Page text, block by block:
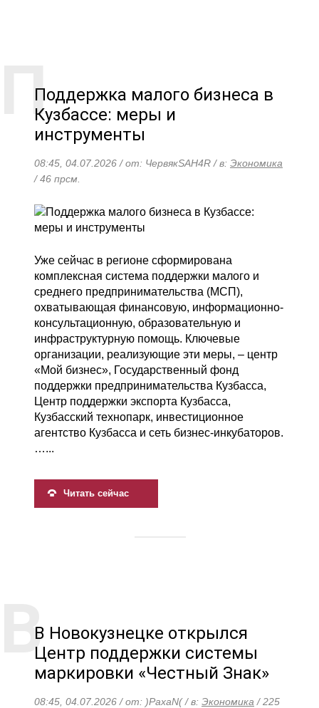
Поддержка малого бизнеса в
Кузбассе: меры и
инструменты
08:45, 04.07.2026 / от: ЧервякSAH4R / в: Экономика
/ 46 прсм.
Уже сейчас в регионе сформирована
комплексная система поддержки малого и
среднего предпринимательства (МСП),
охватывающая финансовую, информационно-
консультационную, образовательную и
инфраструктурную помощь. Ключевые
организации, реализующие эти меры, – центр
«Мой бизнес», Государственный фонд
поддержки предпринимательства Кузбасса,
Центр поддержки экспорта Кузбасса,
Кузбасский технопарк, инвестиционное
агентство Кузбасса и сеть бизнес-инкубаторов.
…...
Читать сейчас
В Новокузнецке открылся
Центр поддержки системы
маркировки «Честный Знак»
08:45, 04.07.2026 / от: )PaxaN( / в: Экономика / 225